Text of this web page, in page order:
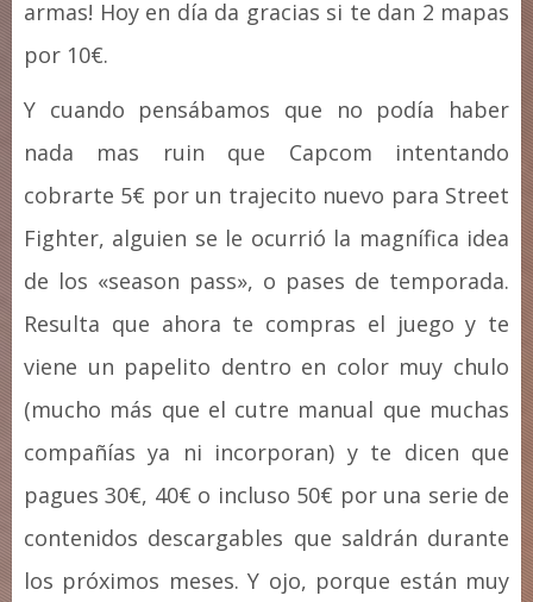
armas! Hoy en día da gracias si te dan 2 mapas
por 10€.
Y cuando pensábamos que no podía haber
nada mas ruin que Capcom intentando
cobrarte 5€ por un trajecito nuevo para Street
Fighter, alguien se le ocurrió la magnífica idea
de los «season pass», o pases de temporada.
Resulta que ahora te compras el juego y te
viene un papelito dentro en color muy chulo
(mucho más que el cutre manual que muchas
compañías ya ni incorporan) y te dicen que
pagues 30€, 40€ o incluso 50€ por una serie de
contenidos descargables que saldrán durante
los próximos meses. Y ojo, porque están muy